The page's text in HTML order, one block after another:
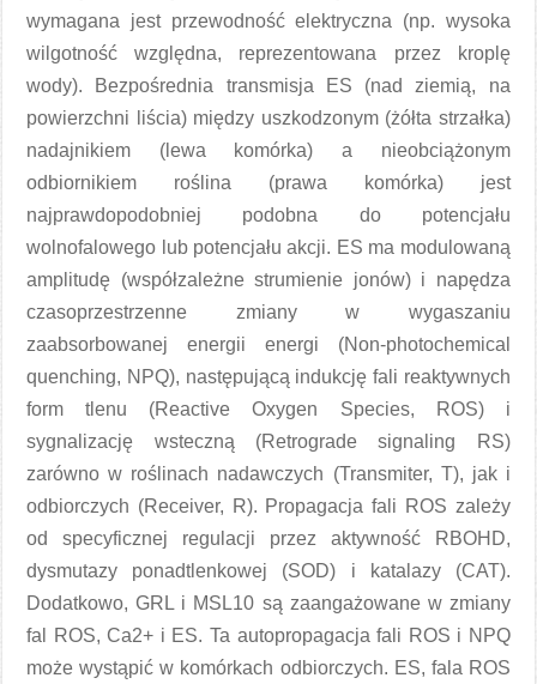
wymagana jest przewodność elektryczna (np. wysoka
wilgotność względna, reprezentowana przez kroplę
wody). Bezpośrednia transmisja ES (nad ziemią, na
powierzchni liścia) między uszkodzonym (żółta strzałka)
nadajnikiem (lewa komórka) a nieobciążonym
odbiornikiem roślina (prawa komórka) jest
najprawdopodobniej podobna do potencjału
wolnofalowego lub potencjału akcji. ES ma modulowaną
amplitudę (współzależne strumienie jonów) i napędza
czasoprzestrzenne zmiany w wygaszaniu
zaabsorbowanej energii energi (Non-photochemical
quenching, NPQ), następującą indukcję fali reaktywnych
form tlenu (Reactive Oxygen Species, ROS) i
sygnalizację wsteczną (Retrograde signaling RS)
zarówno w roślinach nadawczych (Transmiter, T), jak i
odbiorczych (Receiver, R). Propagacja fali ROS zależy
od specyficznej regulacji przez aktywność RBOHD,
dysmutazy ponadtlenkowej (SOD) i katalazy (CAT).
Dodatkowo, GRL i MSL10 są zaangażowane w zmiany
fal ROS, Ca2+ i ES. Ta autopropagacja fali ROS i NPQ
może wystąpić w komórkach odbiorczych. ES, fala ROS